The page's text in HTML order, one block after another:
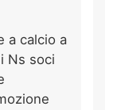
a calcio a
Ns soci